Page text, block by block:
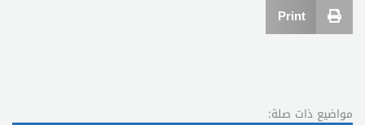
Print
مواضيع ذات صلة: